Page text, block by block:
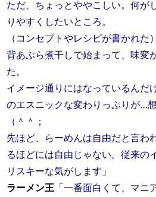
ただ、ちょっとややこしい。何が
りやすくしたいところ。
（コンセプトやレシピが書かれた
背あぶら煮干しで始まって、味変
た。
イメージ通りにはなっているんだ
のエスニックな変わりっぷりが…
（＾＾；
先ほど、らーめんは自由だと言わ
るほどには自由じゃない。従来の
リスキーな気がします」
ラーメン王 「一番面白くて、マ